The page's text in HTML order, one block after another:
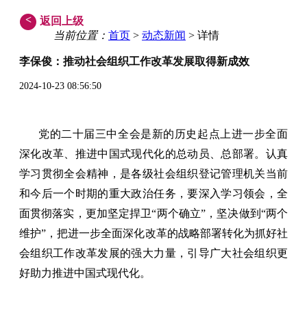
<
返回上级
当前位置： 首页 > 动态新闻 > 详情
李保俊：推动社会组织工作改革发展取得新成效
2024-10-23 08:56:50
党的二十届三中全会是新的历史起点上进一步全面
深化改革、推进中国式现代化的总动员、总部署。认真
学习贯彻全会精神，是各级社会组织登记管理机关当前
和今后一个时期的重大政治任务，要深入学习领会，全
面贯彻落实，更加坚定捍卫“两个确立”，坚决做到“两个
维护”，把进一步全面深化改革的战略部署转化为抓好社
会组织工作改革发展的强大力量，引导广大社会组织更
好助力推进中国式现代化。